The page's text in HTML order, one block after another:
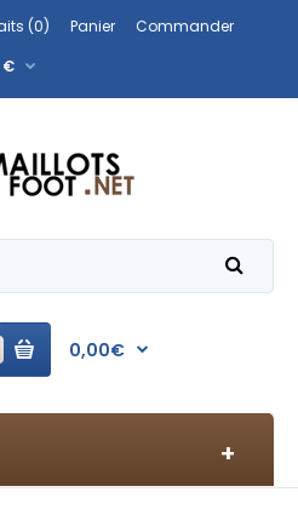
(0) Panier
Commander
€
0,00€